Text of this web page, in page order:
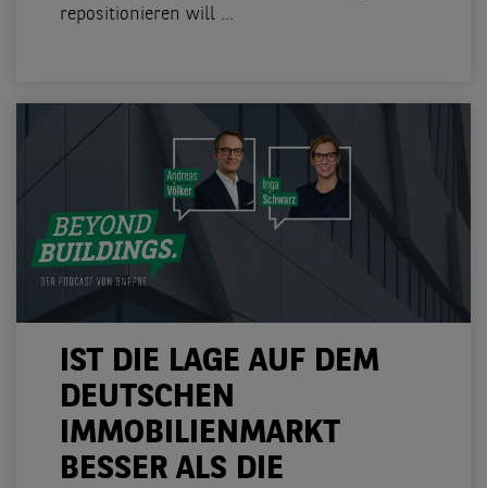
repositionieren will ...
IST DIE LAGE AUF DEM
DEUTSCHEN
IMMOBILIENMARKT
BESSER ALS DIE